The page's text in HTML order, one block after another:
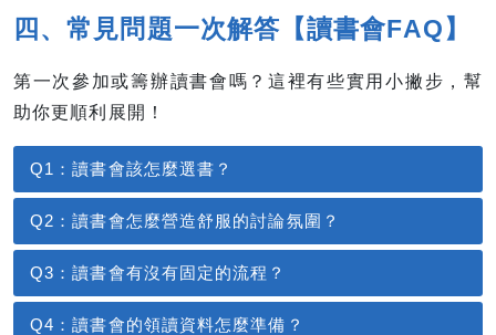
四、常見問題一次解答【讀書會FAQ】
第一次參加或籌辦讀書會嗎？這裡有些實用小撇步，幫
助你更順利展開！
Q1：讀書會該怎麼選書？
Q2：讀書會怎麼營造舒服的討論氛圍？
Q3：讀書會有沒有固定的流程？
Q4：讀書會的領讀資料怎麼準備？